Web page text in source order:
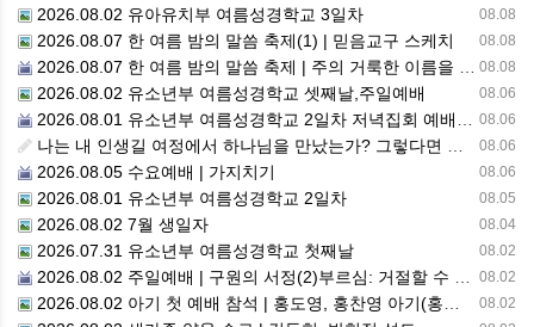
08.08
2026.08.02 유아유치부 여름성경학교 3일차
08.08
2026.08.07 한 여름 밤의 말씀 축제(1) | 믿음교구 스케치
08.08
2026.08.07 한 여름 밤의 말씀 축제 | 주의 거룩한 이름을 위하여 기도합시다
08.06
2026.08.02 유소년부 여름성경학교 셋째날,주일예배
08.06
2026.08.01 유소년부 여름성경학교 2일차 저녁집회 예배 실황
08.06
나는 내 인생길 여정에서 하나님을 만났는가? 그렇다면 나의 삶은 어떠한가? 자신을 돌아 봅니다.
08.06
2026.08.05 수요예배 | 가지치기
08.05
2026.08.01 유소년부 여름성경학교 2일차
08.04
2026.08.02 7월 생일자
08.02
2026.07.31 유소년부 여름성경학교 첫째날
08.02
2026.08.02 주일예배 | 구원의 서정(2)부르심: 거절할 수 없는 은혜의 시작
08.02
2026.08.02 아기 첫 예배 참석 | 홍도영, 홍찬영 아기(홍석진, 임자현 집사 가정)